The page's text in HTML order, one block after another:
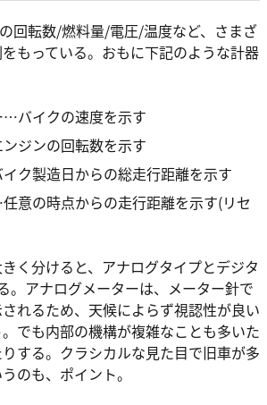
回転数/燃料量/電圧/温度など、さまざ
もっている。おもに下記のような計器
…バイクの速度を示す
ジンの回転数を示す
ク製造日からの総走行距離を示す
意の時点からの走行距離を示す(リセ
く分けると、アナログタイプとデジタ
。アナログメーターは、メーター針で
れるため、天候によらず視認性が良い
でも内部の機構が複雑なことも多いた
する。クラシカルな見た目で旧車が多
のも、ポイント。